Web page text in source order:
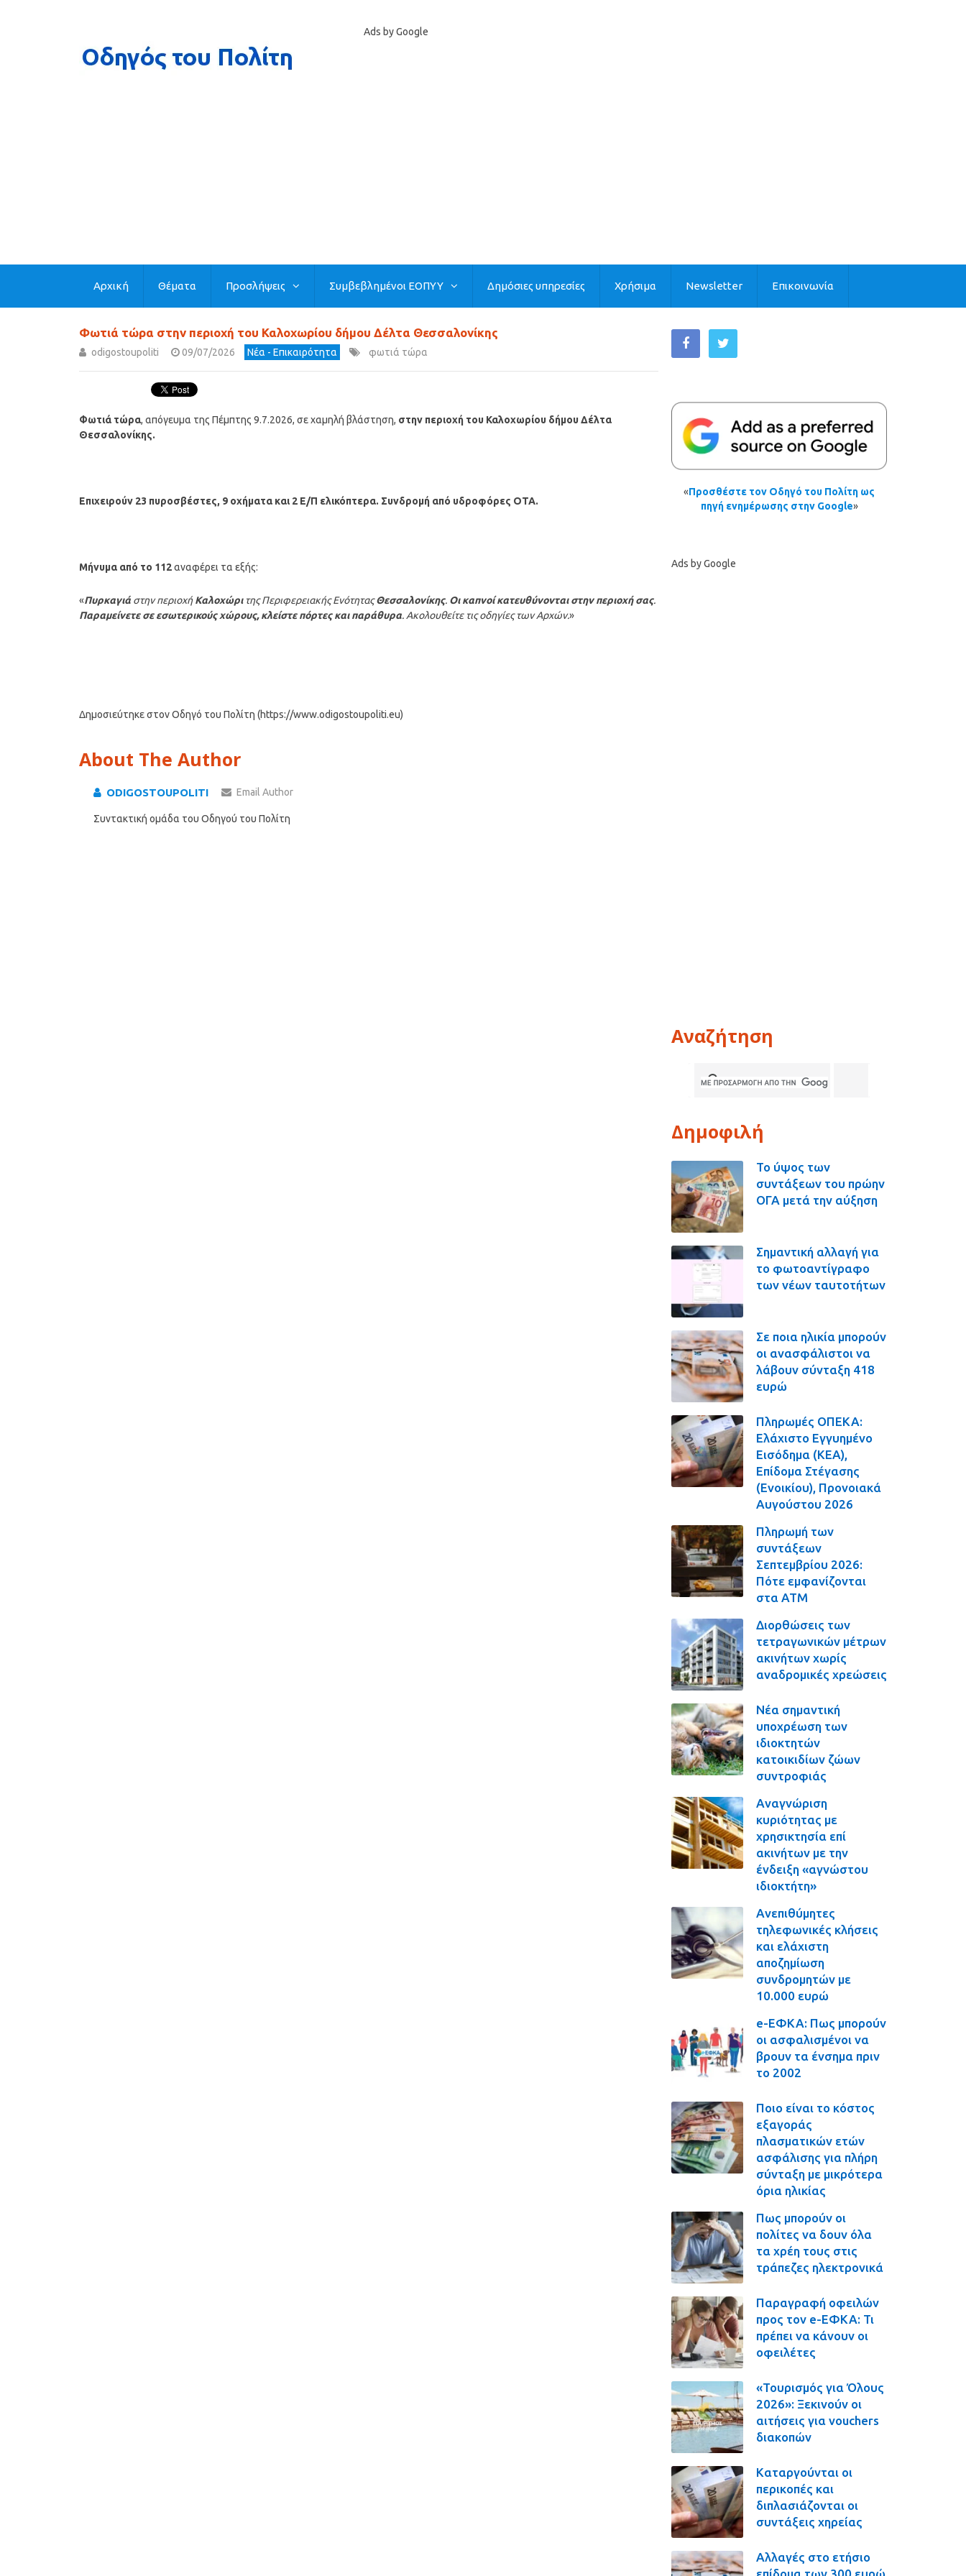
Ads by Google
Αρχική Θέματα Προσλήψεις Συμβεβλημένοι ΕΟΠΥΥ Δημόσιες υπηρεσίες Χρήσιμα Newsletter Επικοινωνία
Φωτιά τώρα στην περιοχή του Καλοχωρίου δήμου Δέλτα Θεσσαλονίκης
odigostoupoliti 09/07/2026 Νέα - Επικαιρότητα φωτιά τώρα
Φωτιά τώρα, απόγευμα της Πέμπτης 9.7.2026, σε χαμηλή βλάστηση, στην περιοχή του Καλοχωρίου δήμου Δέλτα
Θεσσαλονίκης.
Επιχειρούν 23 πυροσβέστες, 9 οχήματα και 2 Ε/Π ελικόπτερα. Συνδρομή από υδροφόρες ΟΤΑ.
Μήνυμα από το 112αναφέρει τα εξής:
«Πυρκαγιά στην περιοχήΚαλοχώριτης Περιφερειακής ΕνότηταςΘεσσαλονίκης. Οι καπνοί κατευθύνονται στην περιοχή σας.
Παραμείνετε σε εσωτερικούς χώρους, κλείστε πόρτες και παράθυρα. Ακολουθείτε τις οδηγίες των Αρχών.»
Δημοσιεύτηκε στον Οδηγό του Πολίτη (https://www.odigostoupoliti.eu)
About The Author
ODIGOSTOUPOLITI Email Author
Συντακτική ομάδα του Οδηγού του Πολίτη
«Προσθέστε τον Οδηγό του Πολίτη ως
πηγή ενημέρωσης στην Google»
Ads by Google
Αναζήτηση
Δημοφιλή
Το ύψος των
συντάξεων του πρώην
ΟΓΑ μετά την αύξηση
Σημαντική αλλαγή για
το φωτοαντίγραφο
των νέων ταυτοτήτων
Σε ποια ηλικία μπορούν
οι ανασφάλιστοι να
λάβουν σύνταξη 418
ευρώ
Πληρωμές ΟΠΕΚΑ:
Ελάχιστο Εγγυημένο
Εισόδημα (ΚΕΑ),
Επίδομα Στέγασης
(Ενοικίου), Προνοιακά
Αυγούστου 2026
Πληρωμή των
συντάξεων
Σεπτεμβρίου 2026:
Πότε εμφανίζονται
στα ΑΤΜ
Διορθώσεις των
τετραγωνικών μέτρων
ακινήτων χωρίς
αναδρομικές χρεώσεις
Νέα σημαντική
υποχρέωση των
ιδιοκτητών
κατοικιδίων ζώων
συντροφιάς
Αναγνώριση
κυριότητας με
χρησικτησία επί
ακινήτων με την
ένδειξη «αγνώστου
ιδιοκτήτη»
Ανεπιθύμητες
τηλεφωνικές κλήσεις
και ελάχιστη
αποζημίωση
συνδρομητών με
10.000 ευρώ
e-ΕΦΚΑ: Πως μπορούν
οι ασφαλισμένοι να
βρουν τα ένσημα πριν
το 2002
Ποιο είναι το κόστος
εξαγοράς
πλασματικών ετών
ασφάλισης για πλήρη
σύνταξη με μικρότερα
όρια ηλικίας
Πως μπορούν οι
πολίτες να δουν όλα
τα χρέη τους στις
τράπεζες ηλεκτρονικά
Παραγραφή οφειλών
προς τον e-ΕΦΚΑ: Τι
πρέπει να κάνουν οι
οφειλέτες
«Τουρισμός για Όλους
2026»: Ξεκινούν οι
αιτήσεις για vouchers
διακοπών
Καταργούνται οι
περικοπές και
διπλασιάζονται οι
συντάξεις χηρείας
Αλλαγές στο ετήσιο